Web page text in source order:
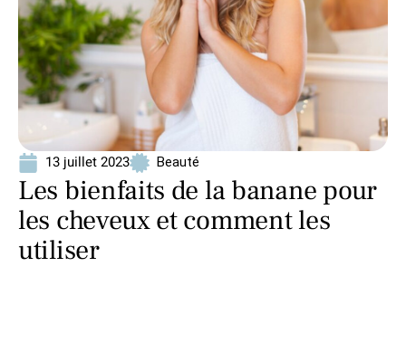
13 juillet 2023 Beauté
Les bienfaits de la banane pour
les cheveux et comment les
utiliser